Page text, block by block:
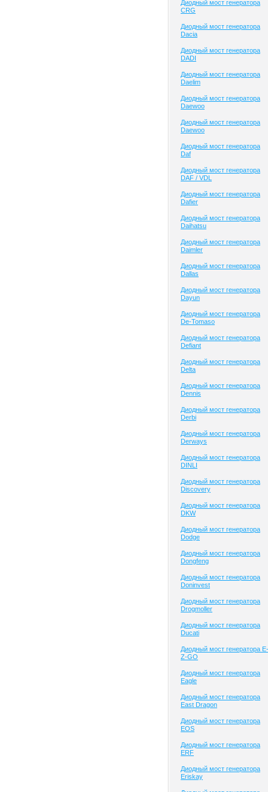
Диодный мост генератора
CRG
Диодный мост генератора
Dacia
Диодный мост генератора
DADI
Диодный мост генератора
Daelim
Диодный мост генератора
Daewoo
Диодный мост генератора
Daewoo
Диодный мост генератора
Daf
Диодный мост генератора
DAF / VDL
Диодный мост генератора
Dafier
Диодный мост генератора
Daihatsu
Диодный мост генератора
Daimler
Диодный мост генератора
Dallas
Диодный мост генератора
Dayun
Диодный мост генератора
De-Tomaso
Диодный мост генератора
Defiant
Диодный мост генератора
Delta
Диодный мост генератора
Dennis
Диодный мост генератора
Derbi
Диодный мост генератора
Derways
Диодный мост генератора
DINLI
Диодный мост генератора
Discovery
Диодный мост генератора
DKW
Диодный мост генератора
Dodge
Диодный мост генератора
Dongfeng
Диодный мост генератора
Doninvest
Диодный мост генератора
Drogmoller
Диодный мост генератора
Ducati
Диодный мост генератора E-
Z-GO
Диодный мост генератора
Eagle
Диодный мост генератора
East Dragon
Диодный мост генератора
EOS
Диодный мост генератора
ERF
Диодный мост генератора
Eriskay